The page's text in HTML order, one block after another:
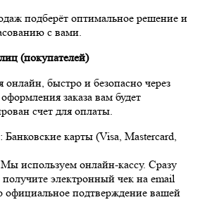
подберёт оптимальное решение и
с вами.
(покупателей)
онлайн, быстро и безопасно через
заказа вам будет
счет для оплаты.
карты (Visa, Mastercard,
используем онлайн-кассу. Сразу
электронный чек на email
подтверждение вашей